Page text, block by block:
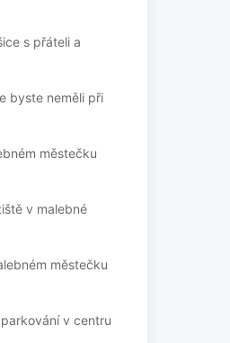
s přáteli a
byste neměli při
městečku
v malebné
městečku
v centru